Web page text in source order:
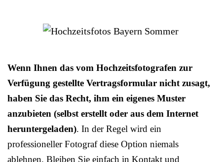
Wenn Ihnen das vom Hochzeitsfotografen zur
Verfügung gestellte Vertragsformular nicht zusagt,
haben Sie das Recht, ihm ein eigenes Muster
anzubieten (selbst erstellt oder aus dem Internet
heruntergeladen). In der Regel wird ein
professioneller Fotograf diese Option niemals
ablehnen. Bleiben Sie einfach in Kontakt und